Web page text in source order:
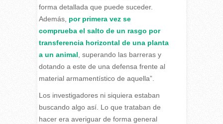
forma detallada que puede suceder.
Además, por primera vez se
comprueba el salto de un rasgo por
transferencia horizontal de una planta
a un animal , superando las barreras y
dotando a este de una defensa frente al
material armamentístico de aquella”.
Los investigadores ni siquiera estaban
buscando algo así. Lo que trataban de
hacer era averiguar de forma general